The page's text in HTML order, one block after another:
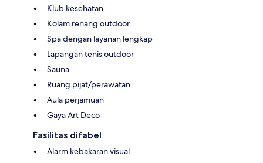
Klub kesehatan
Kolam renang outdoor
Spa dengan layanan lengkap
Lapangan tenis outdoor
Sauna
Ruang pijat/perawatan
Aula perjamuan
Gaya Art Deco
Fasilitas difabel
Alarm kebakaran visual